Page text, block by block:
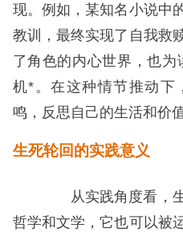
现。例如，某知名小说中
教训，最终实现了自我救
了角色的内心世界，也
机*。在这种情节推动下
鸣，反思自己的生活和价值
生死轮回的实践意义
从实践角度看，生
哲学和文学，它也可以被